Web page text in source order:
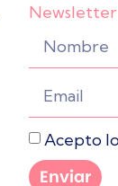
Newsletter
Acepto
Enviar